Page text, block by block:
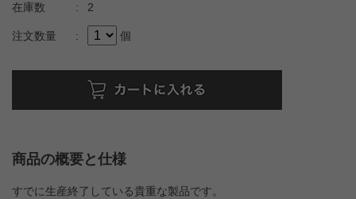
在庫数 : 2
注文数量 : 個
商品の概要と仕様
すでに生産終了している貴重な製品です。